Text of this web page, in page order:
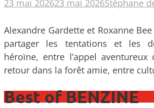
23 mai 202623 mai 2026Stéphane
Alexandre Gardette et Roxanne
partager les tentations et les
héroïne, entre l’appel
retour dans la forêt amie, entre
Best of BENZINE